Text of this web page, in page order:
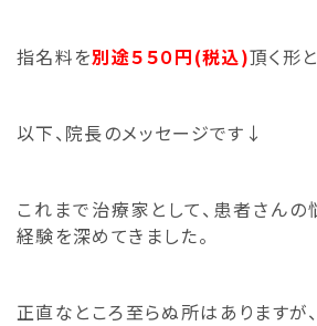
指名料を別途５５０円(税込)頂く形
以下、院長のメッセージです↓
これまで治療家として、 患者さんの
経験を深めてきました。
正直なところ至らぬ所はありますが